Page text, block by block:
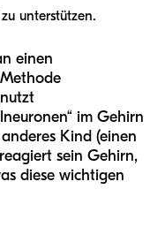
unterstützen.
einen
im Gehirn
Kind (einen
sein Gehirn,
diese wichtigen